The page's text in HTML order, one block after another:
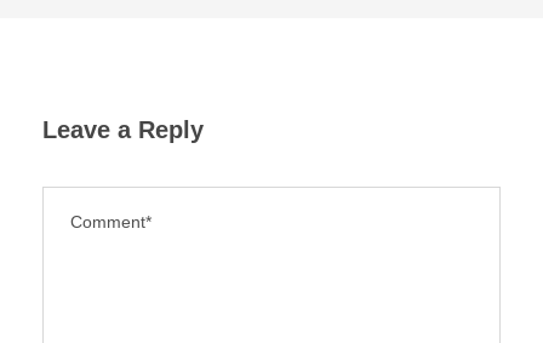
Leave a Reply